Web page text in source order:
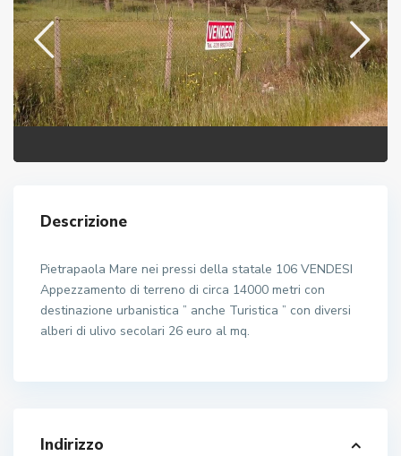
Descrizione
Pietrapaola Mare nei pressi della statale 106 VENDESI
Appezzamento di terreno di circa 14000 metri con
destinazione urbanistica ” anche Turistica ” con diversi
alberi di ulivo secolari 26 euro al mq.
Indirizzo